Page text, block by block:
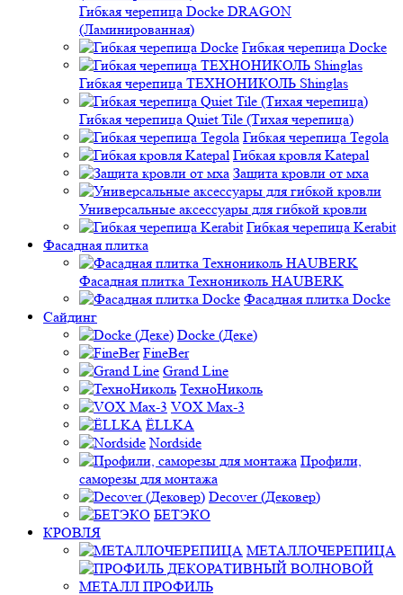
Гибкая черепица Docke DRAGON
(Ламинированная)
Гибкая черепица Docke
Гибкая черепица ТЕХНОНИКОЛЬ Shinglas
Гибкая черепица Quiet Tile (Тихая черепица)
Гибкая черепица Tegola
Гибкая кровля Katepal
Защита кровли от мха
Универсальные аксессуары для гибкой кровли
Гибкая черепица Kerabit
Фасадная плитка
Фасадная плитка Технониколь HAUBERK
Фасадная плитка Docke
Сайдинг
Docke (Деке)
FineBer
Grand Line
ТехноНиколь
VOX Max-3
ЁLLKA
Nordside
Профили,
саморезы для монтажа
Decover (Дековер)
БЕТЭКО
КРОВЛЯ
МЕТАЛЛОЧЕРЕПИЦА